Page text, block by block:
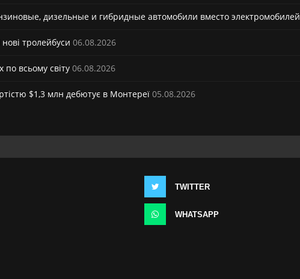
дизельные и гибридные автомобили вместо электромобилей
тролейбуси 06.08.2026
всьому світу 06.08.2026
$1,3 млн дебютує в Монтереї 05.08.2026
TWITTER
WHATSAPP